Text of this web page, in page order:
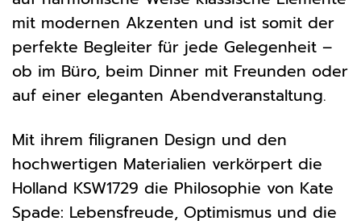
mit modernen Akzenten und ist somit der
perfekte Begleiter für jede Gelegenheit –
ob im Büro, beim Dinner mit Freunden oder
auf einer eleganten Abendveranstaltung.
Mit ihrem filigranen Design und den
hochwertigen Materialien verkörpert die
Holland KSW1729 die Philosophie von Kate
Spade: Lebensfreude, Optimismus und die